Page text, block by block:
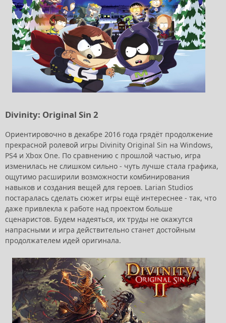
Divinity: Original Sin 2
Ориентировочно в декабре 2016 года грядёт продолжение
прекрасной ролевой игры Divinity Original Sin на Windows,
PS4 и Xbox One. По сравнению с прошлой частью, игра
изменилась не слишком сильно - чуть лучше стала графика,
ощутимо расширили возможности комбинирования
навыков и создания вещей для героев. Larian Studios
постаралась сделать сюжет игры ещё интереснее - так, что
даже привлекла к работе над проектом больше
сценаристов. Будем надеяться, их труды не окажутся
напрасными и игра действительно станет достойным
продолжателем идей оригинала.